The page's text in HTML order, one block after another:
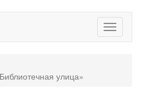
улица»